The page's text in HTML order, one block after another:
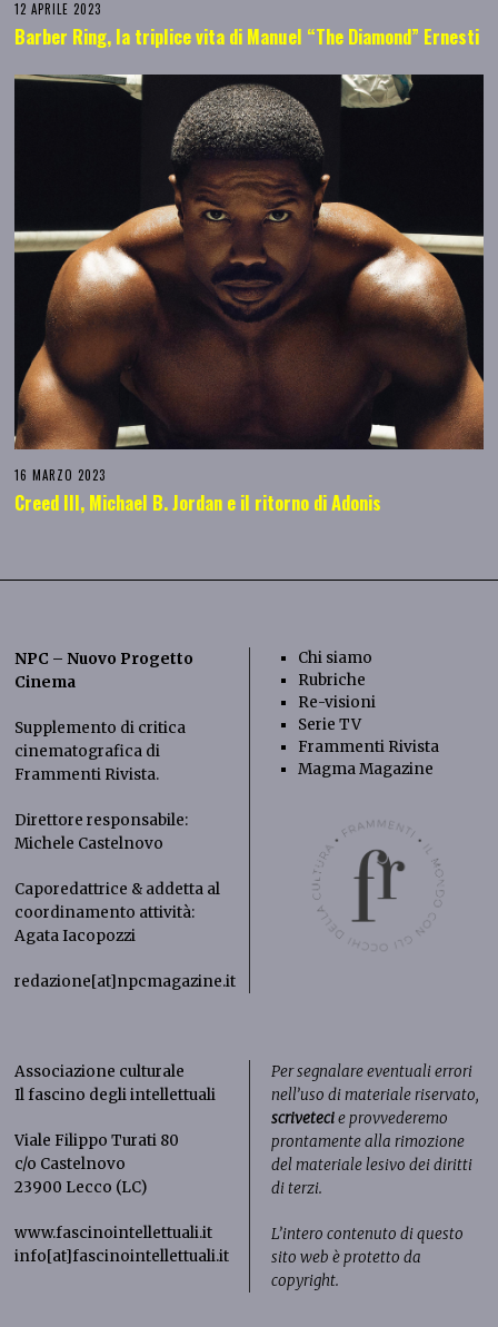
12 APRILE 2023
Barber Ring, la triplice vita di Manuel “The Diamond” Ernesti
16 MARZO 2023
Creed III, Michael B. Jordan e il ritorno di Adonis
NPC – Nuovo Progetto
Cinema
Supplemento di critica
cinematografica di
Frammenti Rivista.
Direttore responsabile:
Michele Castelnovo
Caporedattrice & addetta al
coordinamento attività:
Agata Iacopozzi
redazione[at]npcmagazine.it
Chi siamo
Rubriche
Re-visioni
Serie TV
Frammenti Rivista
Magma Magazine
Associazione culturale
Il fascino degli intellettuali
Viale Filippo Turati 80
c/o Castelnovo
23900 Lecco (LC)
www.fascinointellettuali.it
info[at]fascinointellettuali.it
Per segnalare eventuali errori
nell’uso di materiale riservato,
scrivetecie provvederemo
prontamente alla rimozione
del materiale lesivo dei diritti
di terzi.
L’intero contenuto di questo
sito web è protetto da
copyright.